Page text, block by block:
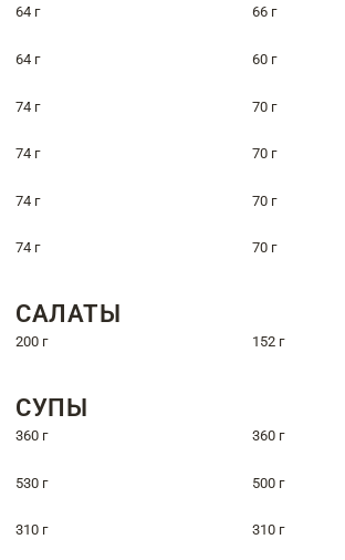
64 г 66 г
64 г 60 г
74 г 70 г
74 г 70 г
74 г 70 г
74 г 70 г
САЛАТЫ
200 г 152 г
СУПЫ
360 г 360 г
530 г 500 г
310 г 310 г